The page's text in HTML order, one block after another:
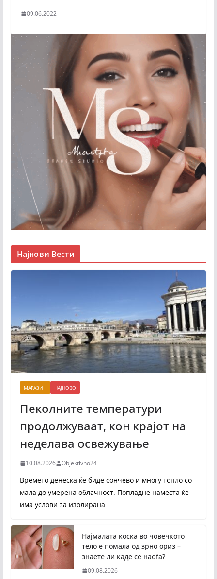
09.06.2022
Најнови Вести
МАГАЗИН НАЈНОВО
Пеколните температури
продолжуваат, кон крајот на
неделава освежување
10.08.2026 Objektivno24
Времето денеска ќе биде сончево и многу топло со
мала до умерена облачност. Попладне наместа ќе
има услови за изолирана
Најмалата коска во човечкото
тело е помала од зрно ориз –
знаете ли каде се наоѓа?
09.08.2026